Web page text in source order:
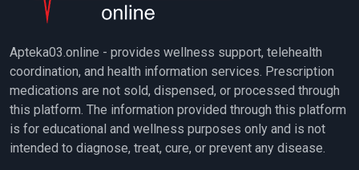
Apteka03.online - provides wellness support, telehealth
coordination, and health information services. Prescription
medications are not sold, dispensed, or processed through
this platform. The information provided through this platform
is for educational and wellness purposes only and is not
intended to diagnose, treat, cure, or prevent any disease.